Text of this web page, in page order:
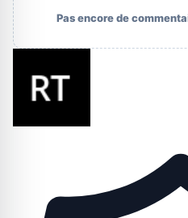
Pas encore de